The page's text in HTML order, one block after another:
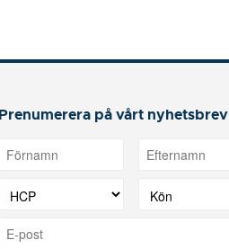
Prenumerera på vårt nyhetsbrev